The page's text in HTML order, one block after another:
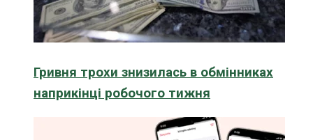
Гривня трохи знизилась в обмінниках
наприкінці робочого тижня